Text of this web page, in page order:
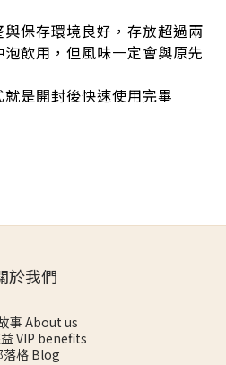
保存環境良好，存放超過兩
飲用，但風味一定會與原先
是開封後快速使用完畢
於我們
事 About us
VIP benefits
落格 Blog